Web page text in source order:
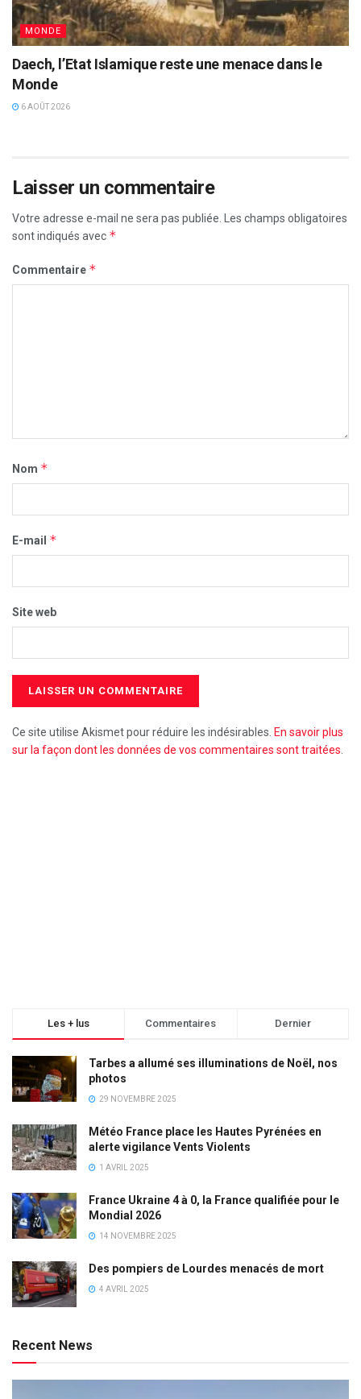
MONDE
Daech, l’Etat Islamique reste une menace dans le
Monde
6 AOÛT 2026
Laisser un commentaire
Votre adresse e-mail ne sera pas publiée. Les champs obligatoires
sont indiqués avec *
Commentaire *
Nom *
E-mail *
Site web
Ce site utilise Akismet pour réduire les indésirables. En savoir plus
sur la façon dont les données de vos commentaires sont traitées
Les + lus Commentaires Dernier
Tarbes a allumé ses illuminations de Noël, nos
photos
29 NOVEMBRE 2025
Météo France place les Hautes Pyrénées en
alerte vigilance Vents Violents
1 AVRIL 2025
France Ukraine 4 à 0, la France qualifiée pour le
Mondial 2026
14 NOVEMBRE 2025
Des pompiers de Lourdes menacés de mort
4 AVRIL 2025
Recent News